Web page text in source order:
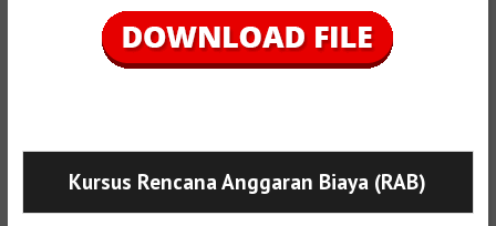
Kursus Rencana Anggaran Biaya (RAB)